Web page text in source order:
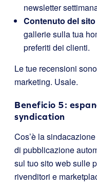
newsletter
Contenuto del sito
gallerie sulla tua
preferiti dei clienti.
Le tue recensioni
marketing. Usale.
Beneficio 5:
syndication
Cos’è la
di pubblicazione
sul tuo sito web sulle
rivenditori e